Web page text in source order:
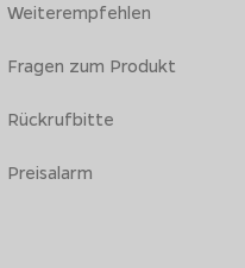
Weiterempfehlen
Fragen zum Produkt
Rückrufbitte
Preisalarm